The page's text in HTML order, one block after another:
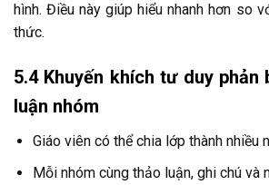
hình. Điều này giúp hiểu nhanh hơn so
thức.
5.4 Khuyến khích tư duy phản
luận nhóm
Giáo viên có thể chia lớp thành nhiều
Mỗi nhóm cùng thảo luận, ghi chú và